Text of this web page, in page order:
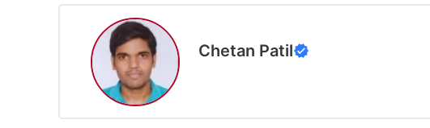
Chetan Patil